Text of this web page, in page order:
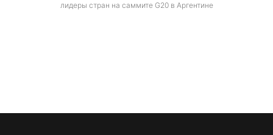
лидеры стран на саммите G20 в Аргентине